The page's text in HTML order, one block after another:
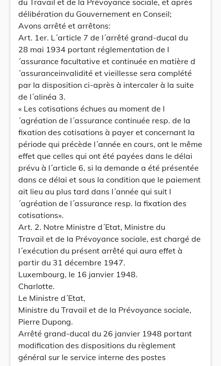
du Travail et de la Prévoyance sociale, et après
délibération du Gouvernement en Conseil;
Avons arrêté et arrêtons:
Art. 1er. L´article 7 de l´arrêté grand-ducal du
28 mai 1934 portant réglementation de l
´assurance facultative et continuée en matière d
´assuranceinvalidité et vieillesse sera complété
par la disposition ci-après à intercaler à la suite
de l´alinéa 3.
« Les cotisations échues au moment de l
´agréation de l´assurance continuée resp. de la
fixation des cotisations à payer et concernant la
période qui précède l´année en cours, ont le même
effet que celles qui ont été payées dans le délai
prévu à l´article 6, si la demande a été présentée
dans ce délai et sous la condition que le paiement
ait lieu au plus tard dans l´année qui suit l
´agréation de l´assurance resp. la fixation des
cotisations».
Art. 2. Notre Ministre d´Etat, Ministre du
Travail et de la Prévoyance sociale, est chargé de
l´exécution du présent arrêté qui aura effet à
partir du 31 décembre 1947.
Luxembourg, le 16 janvier 1948.
Charlotte.
Le Ministre d´Etat,
Ministre du Travail et de la Prévoyance sociale,
Pierre Dupong.
Arrêté grand-ducal du 26 janvier 1948 portant
modification des dispositions du règlement
général sur le service interne des postes